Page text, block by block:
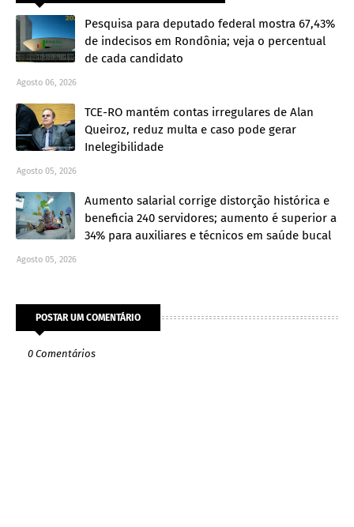
Pesquisa para deputado federal mostra 67,43%
de indecisos em Rondônia; veja o percentual
de cada candidato
Agosto 06, 2026
TCE-RO mantém contas irregulares de Alan
Queiroz, reduz multa e caso pode gerar
Inelegibilidade
Agosto 05, 2026
Aumento salarial corrige distorção histórica e
beneficia 240 servidores; aumento é superior a
34% para auxiliares e técnicos em saúde bucal
Agosto 05, 2026
POSTAR UM COMENTÁRIO
0 Comentários